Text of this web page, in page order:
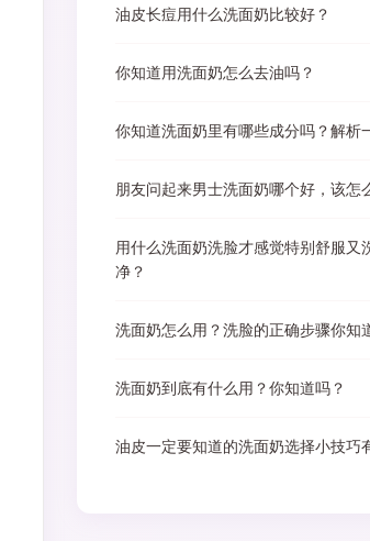
油皮长痘用什么洗面奶比较好？
你知道用洗面奶怎么去油吗？
你知道洗面奶里有哪些成分吗？解析
朋友问起来男士洗面奶哪个好，该怎
用什么洗面奶洗脸才感觉特别舒服又
净？
洗面奶怎么用？洗脸的正确步骤你知
洗面奶到底有什么用？你知道吗？
油皮一定要知道的洗面奶选择小技巧